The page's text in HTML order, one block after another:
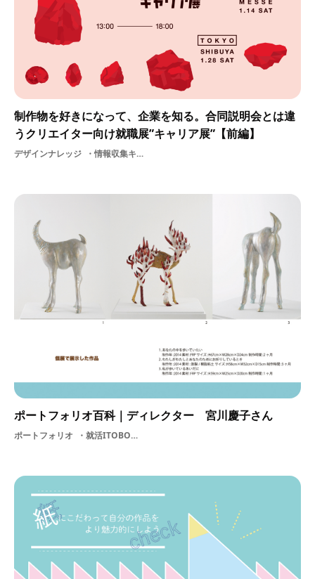
制作物を好きになって、企業を知る。合同説明会とは違
うクリエイター向け就職展”キャリア展”【前編】
デザインナレッジ 情報収集キャリア展OBOG訪問制作物選考説明会
ポートフォリオ百科｜ディレクター 宮川慶子さん
ポートフォリオ 就活ITOBOG訪問制作物展示